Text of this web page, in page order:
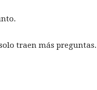
traen más preguntas.